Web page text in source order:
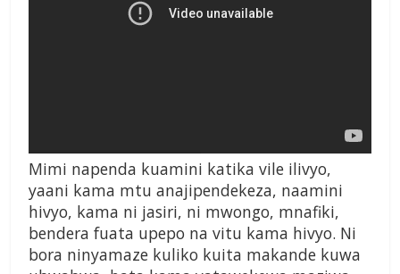
Mimi napenda kuamini katika vile ilivyo,
yaani kama mtu anajipendekeza, naamini
hivyo, kama ni jasiri, ni mwongo, mnafiki,
bendera fuata upepo na vitu kama hivyo. Ni
bora ninyamaze kuliko kuita makande kuwa